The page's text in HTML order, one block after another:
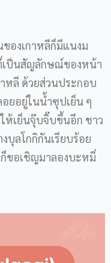
องเกาหลีก็มีแนงม
เป็นสัญลักษณ์ของหน้า
หลี ด้วยส่วนประกอบ
ยอยู่ในน้ำซุปเย็น ๆ
ห้เย็นจุ๊บจิ๊บขึ้นอีก ชาว
บุลโกกิกันเรียบร้อย
ขอเชิญมาลองบะหมี่